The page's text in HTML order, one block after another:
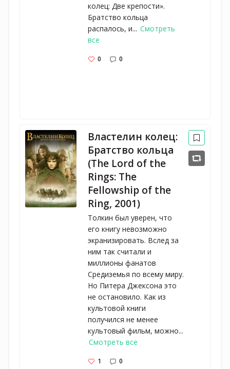
колец: Две крепости».
Братство кольца
распалось, и... Смотреть
все
0 0
Властелин колец:
Братство кольца
(The Lord of the
Rings: The
Fellowship of the
Ring, 2001)
Толкин был уверен, что
его книгу невозможно
экранизировать. Вслед за
ним так считали и
миллионы фанатов
Средиземья по всему миру.
Но Питера Джексона это
не остановило. Как из
культовой книги
получился не менее
культовый фильм, можно...
Смотреть все
1 0